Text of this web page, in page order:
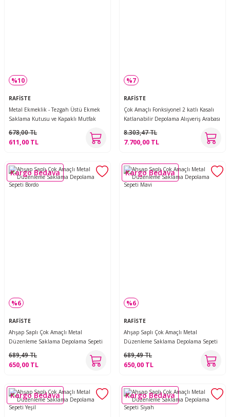
%10
RAFİSTE
Metal Ekmeklik - Tezgah Üstü Ekmek
Saklama Kutusu ve Kapaklı Mutfak
678,00 TL
611,00 TL
%7
RAFİSTE
Çok Amaçlı Fonksiyonel 2 katlı Kasalı
Katlanabilir Depolama Alışveriş Arabası
8.303,47 TL
7.700,00 TL
%6
Kargo Bedava
RAFİSTE
Ahşap Saplı Çok Amaçlı Metal
Düzenleme Saklama Depolama Sepeti
689,49 TL
650,00 TL
%6
Kargo Bedava
RAFİSTE
Ahşap Saplı Çok Amaçlı Metal
Düzenleme Saklama Depolama Sepeti
689,49 TL
650,00 TL
Kargo Bedava Kargo Bedava